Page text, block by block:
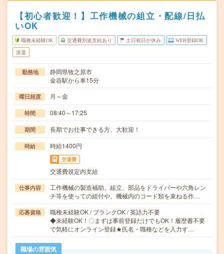
【初心者歓迎！】工作機械の組立・配線/日払
いOK
職種未経験OK 交通費別途支給あり 土日祝日が休み WEB登録OK
派遣
勤務地
静岡県牧之原市
金谷駅から車15分
曜日頻度 月～金
時間 08:40～17:25
期間 長期でお仕事できる方、大歓迎！
時給 時給1400円
交通費
交通費規定内支給
仕事内容
工作機械の製造補助。組立、部品をドライバーや六角レン
チ等を使っての組付や、機械内のコード類を束ねる作…
応募資格
職種未経験OK / ブランクOK / 英語力不要
◆未経験OK！〇まずは事前登録だけでもOK！履歴書不要
で気軽にオンライン登録★氏名・職種などを入力す…
職場の雰囲気